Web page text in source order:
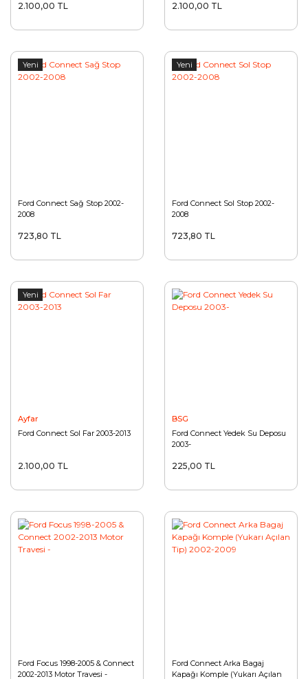
2.100,00 TL 2.100,00 TL
Yeni
Ford Connect Sağ Stop 2002-
2008
723,80 TL
Yeni
Ford Connect Sol Stop 2002-
2008
723,80 TL
Yeni
Ayfar
Ford Connect Sol Far 2003-2013
2.100,00 TL
BSG
Ford Connect Yedek Su Deposu
2003-
225,00 TL
Ford Focus 1998-2005 & Connect
2002-2013 Motor Travesi -
Ford Connect Arka Bagaj
Kapağı Komple (Yukarı Açılan